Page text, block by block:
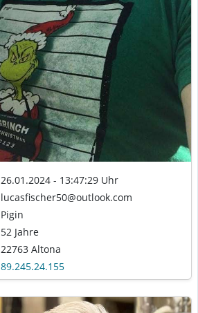
26.01.2024 - 13:47:29 Uhr
lucasfischer50@outlook.com
Pigin
52 Jahre
22763 Altona
89.245.24.155